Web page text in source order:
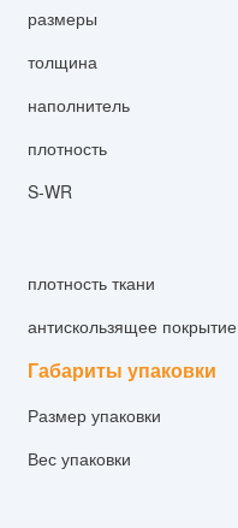
размеры
толщина
наполнитель
плотность
S-WR
плотность ткани
антискользящее покрытие
Габариты упаковки
Размер упаковки
Вес упаковки